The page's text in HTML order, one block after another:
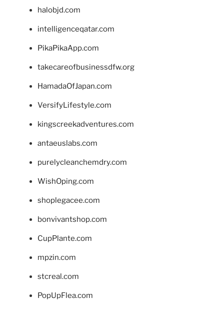
halobjd.com
intelligenceqatar.com
PikaPikaApp.com
takecareofbusinessdfw.org
HamadaOfJapan.com
VersifyLifestyle.com
kingscreekadventures.com
antaeuslabs.com
purelycleanchemdry.com
WishOping.com
shoplegacee.com
bonvivantshop.com
CupPlante.com
mpzin.com
stcreal.com
PopUpFlea.com